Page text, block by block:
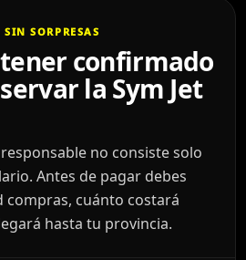
SORPRESAS
confirmado
la Sym Jet
no consiste solo
Antes de pagar debes
compras, cuánto costará
hasta tu provincia.